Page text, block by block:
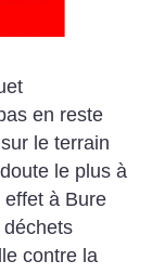
en reste
le terrain
le plus à
à Bure
déchets
contre la